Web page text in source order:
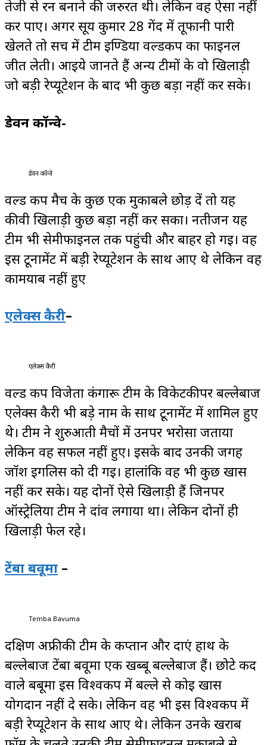
तेजी से रन बनाने की जरुरत थी। लेकिन वह ऐसा नहीं
कर पाए। अगर सूर्य कुमार 28 गेंद में तूफानी पारी
खेलते तो सच में टीम इण्डिया वर्ल्डकप का फाइनल
जीत लेती। आइये जानते हैं अन्य टीमों के वो खिलाड़ी
जो बड़ी रेप्यूटेशन के बाद भी कुछ बड़ा नहीं कर सके।
डेवन कॉन्वे-
डेवन कॉन्वे
वर्ल्ड कप मैच के कुछ एक मुकाबले छोड़ दें तो यह
कीवी खिलाड़ी कुछ बड़ा नहीं कर सका। नतीजन यह
टीम भी सेमीफाइनल तक पहुंची और बाहर हो गई। वह
इस टूर्नामेंट में बड़ी रेप्यूटेशन के साथ आए थे लेकिन वह
कामयाब नहीं हुए
एलेक्स कैरी–
एलेक्स कैरी
वर्ल्ड कप विजेता कंगारू टीम के विकेटकीपर बल्लेबाज
एलेक्स कैरी भी बड़े नाम के साथ टूर्नामेंट में शामिल हुए
थे। टीम ने शुरुआती मैचों में उनपर भरोसा जताया
लेकिन वह सफल नहीं हुए। इसके बाद उनकी जगह
जॉश इगलिस को दी गई। हालांकि वह भी कुछ खास
नहीं कर सके। यह दोनों ऐसे खिलाड़ी हैं जिनपर
ऑस्ट्रेलिया टीम ने दांव लगाया था। लेकिन दोनों ही
खिलाड़ी फेल रहे।
टेंबा बवूमा –
Temba Bavuma
दक्षिण अफ्रीकी टीम के कप्तान और दाएं हाथ के
बल्लेबाज टेंबा बवूमा एक खब्बू बल्लेबाज हैं। छोटे कद
वाले बबूमा इस विश्वकप में बल्ले से कोई खास
योगदान नहीं दे सके। लेकिन वह भी इस विश्वकप में
बड़ी रेप्यूटेशन के साथ आए थे। लेकिन उनके खराब